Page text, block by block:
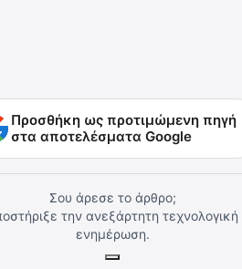
Προσθήκη ως προτιμώμενη πηγή
στα αποτελέσματα Google
Σου άρεσε το άρθρο;
την ανεξάρτητη τεχνολογική
ενημέρωση.